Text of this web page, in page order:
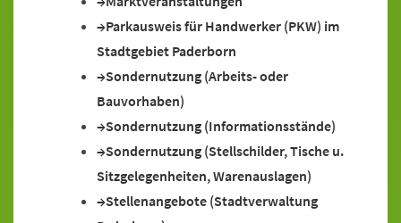
Parkausweis für Handwerker (PKW) im
Stadtgebiet Paderborn
Sondernutzung (Arbeits- oder
Bauvorhaben)
Sondernutzung (Informationsstände)
Sondernutzung (Stellschilder, Tische u.
Sitzgelegenheiten, Warenauslagen)
Stellenangebote (Stadtverwaltung